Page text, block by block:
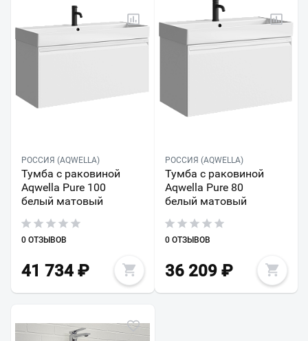
РОССИЯ (AQWELLA)
Тумба с раковиной
Aqwella Pure 100
белый матовый
0 ОТЗЫВОВ
41 734 ₽
РОССИЯ (AQWELLA)
Тумба с раковиной
Aqwella Pure 80
белый матовый
0 ОТЗЫВОВ
36 209₽